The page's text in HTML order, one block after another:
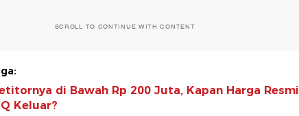
SCROLL TO CONTINUE WITH CONTENT
di Bawah Rp 200 Juta, Kapan Harga Resmi
Keluar?